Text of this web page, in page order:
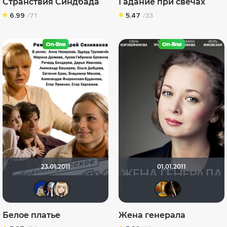
6.99 /71 5.47 /33
23.01.2011
Белое платье
01.01.2011
Жена генерала